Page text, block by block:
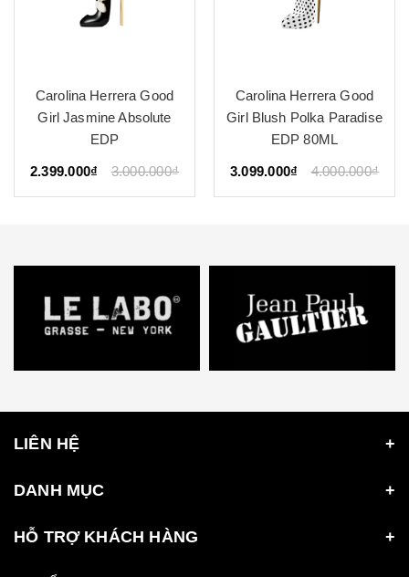
Carolina Herrera Good
Girl Jasmine Absolute
EDP
2.399.000₫ 3.000.000₫
Carolina Herrera Good
Girl Blush Polka Paradise
EDP 80ML
3.099.000₫ 4.000.000₫
LIÊN HỆ
DANH MỤC
HỖ TRỢ KHÁCH HÀNG